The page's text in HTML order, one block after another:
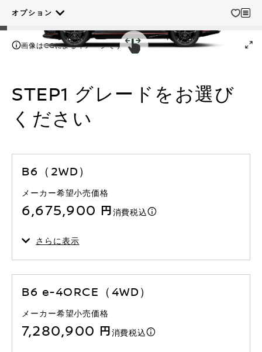
オプション
画像はCGによるイメージです
STEP1 グレードをお選び
ください
B6（2WD）
メーカー希望小売価格
6,675,900 円消費税込
さらに表示
B6 e-4ORCE（4WD）
メーカー希望小売価格
7,280,900 円消費税込